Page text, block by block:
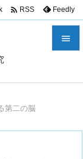

 RSS Feedly
第二の脳